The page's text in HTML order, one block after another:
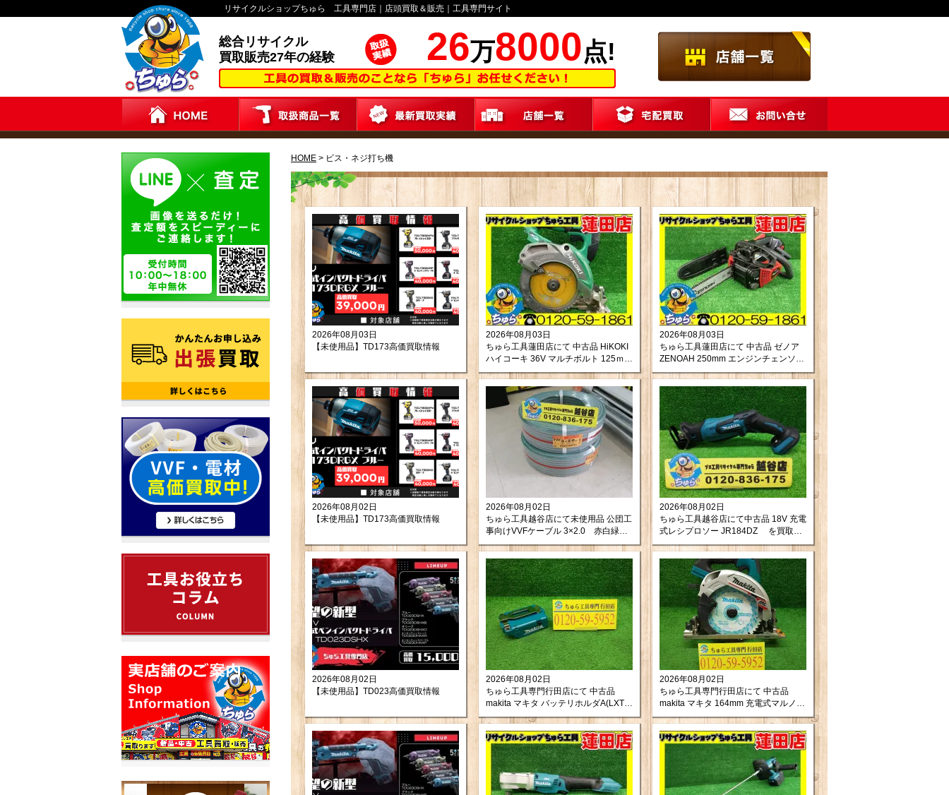
リサイクルショップちゅら 工具専門店｜店頭買取＆販売｜工具専門サイト
総合リサイクル
買取販売27年の経験
26万8000点!
HOME > ビス・ネジ打ち機
2026年08月03日
【未使用品】TD173高価買取情報
2026年08月03日
ちゅら工具蓮田店にて 中古品 HiKOKI
ハイコーキ 36V マルチボルト 125ｍｍ
コードレス 丸のこ C3605DA (S) (NN)
2026年08月03日
ちゅら工具蓮田店にて 中古品 ゼノア
ZENOAH 250mm エンジンチェンソー
GZ2800T をお買取りさせて頂きまし
2026年08月02日
【未使用品】TD173高価買取情報
2026年08月02日
ちゅら工具越谷店にて未使用品 公団工
事向けVVFケーブル 3×2.0 赤白緑
を買取させて頂きました！
2026年08月02日
ちゅら工具越谷店にて中古品 18V 充電
式レシプロソー JR184DZ を買取さ
せて頂きました！
2026年08月02日
【未使用品】TD023高価買取情報
2026年08月02日
ちゅら工具専門行田店にて 中古品
makita マキタ バッテリホルダA(LXT
用) A-72154 を買い取りさせて頂きま
2026年08月02日
ちゅら工具専門行田店にて 中古品
makita マキタ 164mm 充電式マルノコ
HS631DZ を買い取りさせて頂きまし